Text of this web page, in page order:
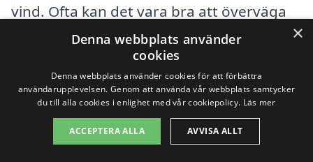
vind. Ofta kan det vara bra att överväga
lösningar även i närliggande områden.
Genom att söka efter företag i städer som
ligger nära Ammenäs kan du få fler
alternativ och möjlighet till
konkurrerande priser. Här är några städer
×
Denna webbplats använder
cookies
Denna webbplats använder cookies för att förbättra
användarupplevelsen. Genom att använda vår webbplats samtycker
du till alla cookies i enlighet med vår cookiepolicy. Läs mer
ACCEPTERA ALLA AVVISA ALLT